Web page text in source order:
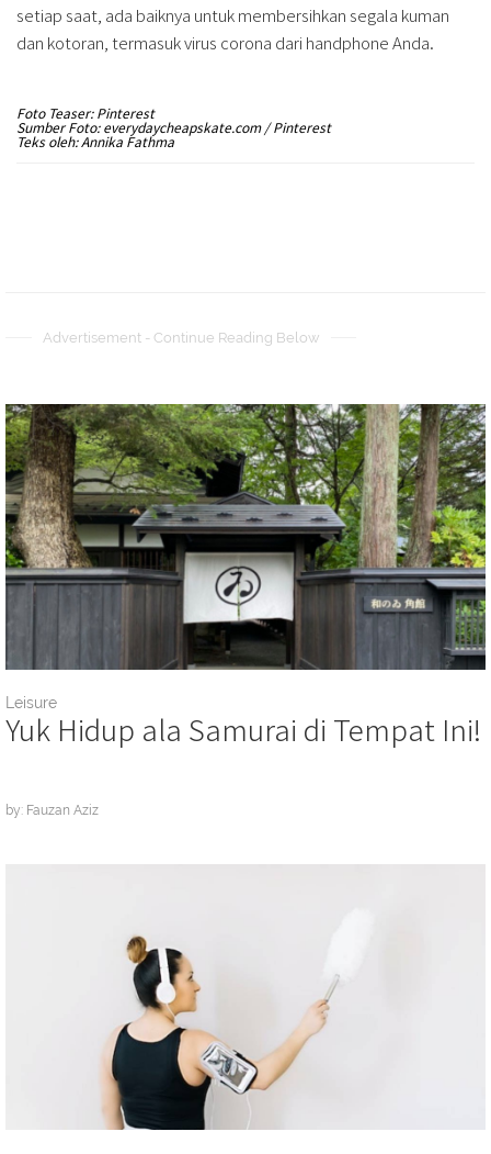
setiap saat, ada baiknya untuk membersihkan segala kuman
dan kotoran, termasuk virus corona dari handphone Anda.
Foto Teaser: Pinterest
Sumber Foto: everydaycheapskate.com / Pinterest
Teks oleh: Annika Fathma
Advertisement - Continue Reading Below
Leisure
Yuk Hidup ala Samurai di Tempat Ini!
by: Fauzan Aziz